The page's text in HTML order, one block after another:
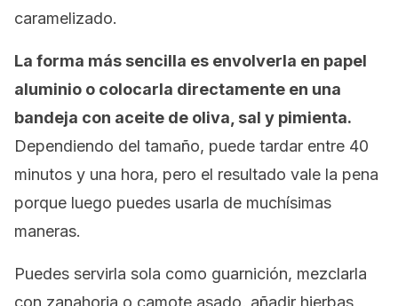
caramelizado.
La forma más sencilla es envolverla en papel
aluminio o colocarla directamente en una
bandeja con aceite de oliva, sal y pimienta.
Dependiendo del tamaño, puede tardar entre 40
minutos y una hora, pero el resultado vale la pena
porque luego puedes usarla de muchísimas
maneras.
Puedes servirla sola como guarnición, mezclarla
con zanahoria o camote asado, añadir hierbas